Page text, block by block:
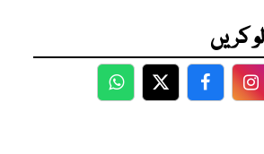
کریں
WhatsApp
Twitter